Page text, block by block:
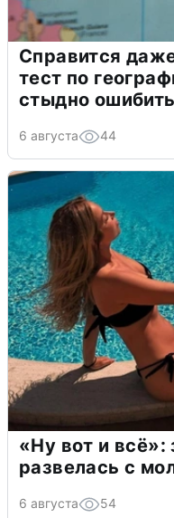
Справится
тест по
стыдно
6 августа 44
«Ну вот и
развелась с
6 августа 54